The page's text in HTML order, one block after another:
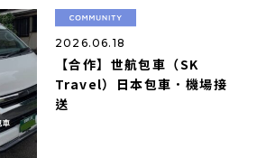
2026.06.18
【合作】世航包車（SK
Travel）日本包車．機場接
送